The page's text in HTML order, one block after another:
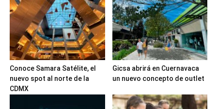
Conoce Samara Satélite, el
nuevo spot al norte de la
CDMX
Gicsa abrirá en Cuernavaca
un nuevo concepto de outlet